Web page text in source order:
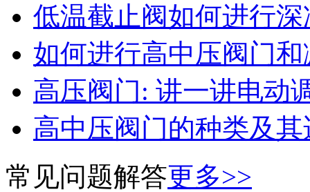
低温截止阀如何进行
如何进行高中压阀门
高压阀门: 讲一讲电动
高中压阀门的种类及
常见问题解答更多>>